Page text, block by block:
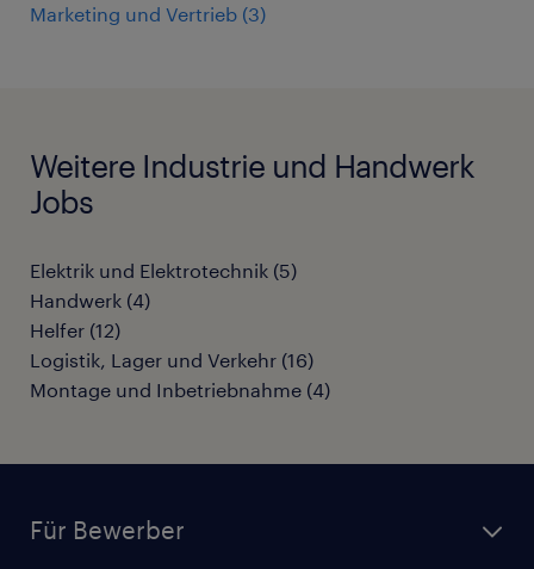
Marketing und Vertrieb (3)
Weitere Industrie und Handwerk
Jobs
Elektrik und Elektrotechnik (5)
Handwerk (4)
Helfer (12)
Logistik, Lager und Verkehr (16)
Montage und Inbetriebnahme (4)
Für Bewerber